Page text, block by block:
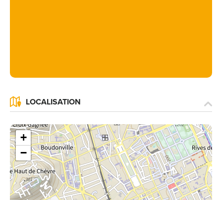
LOCALISATION
+
−